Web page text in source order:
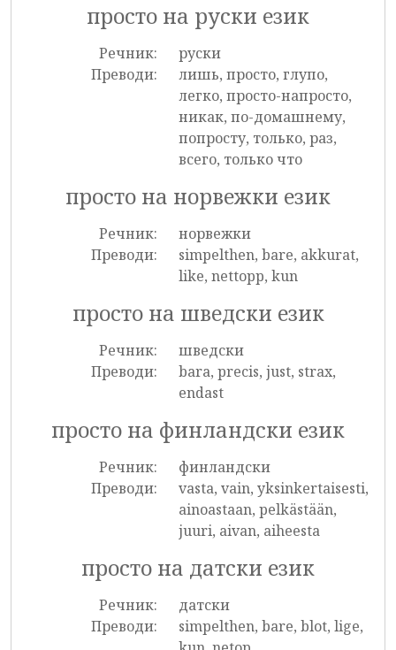
просто на руски език
Речник:
руски
Преводи:
лишь, просто, глупо,
легко, просто-напросто,
никак, по-домашнему,
попросту, только, раз,
всего, только что
просто на норвежки език
Речник:
норвежки
Преводи:
simpelthen, bare, akkurat,
like, nettopp, kun
просто на шведски език
Речник:
шведски
Преводи:
bara, precis, just, strax,
endast
просто на финландски език
Речник:
финландски
Преводи:
vasta, vain, yksinkertaisesti,
ainoastaan, pelkästään,
juuri, aivan, aiheesta
просто на датски език
Речник:
датски
Преводи:
simpelthen, bare, blot, lige,